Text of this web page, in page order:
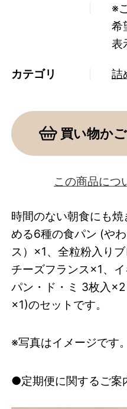
※
希
表
カテゴリ 詰
買い物か
この商品につ
時間のない朝食にも
める6種の食パン (や
ス）×1、全粒粉入り
チーズフランス×1、
パン・ド・ミ 3枚入
×1)のセットです。
※写真はイメージです。
●定期便に関するご案